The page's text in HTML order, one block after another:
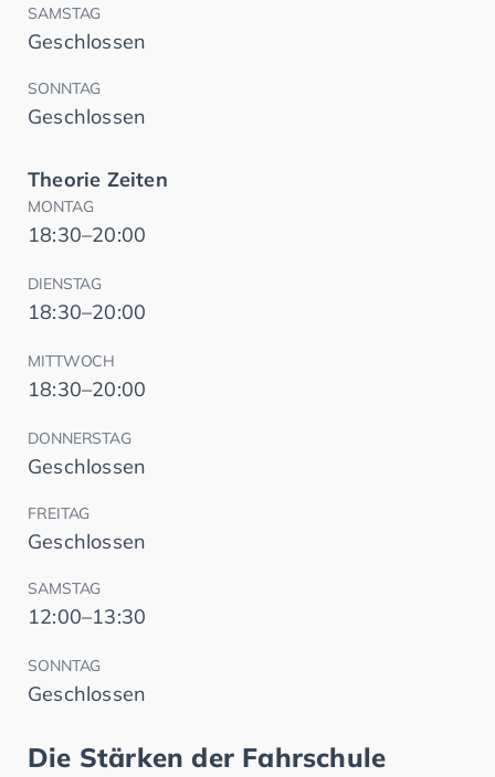
SAMSTAG
Geschlossen
SONNTAG
Geschlossen
Theorie Zeiten
MONTAG
18:30–20:00
DIENSTAG
18:30–20:00
MITTWOCH
18:30–20:00
DONNERSTAG
Geschlossen
FREITAG
Geschlossen
SAMSTAG
12:00–13:30
SONNTAG
Geschlossen
Die Stärken der Fahrschule